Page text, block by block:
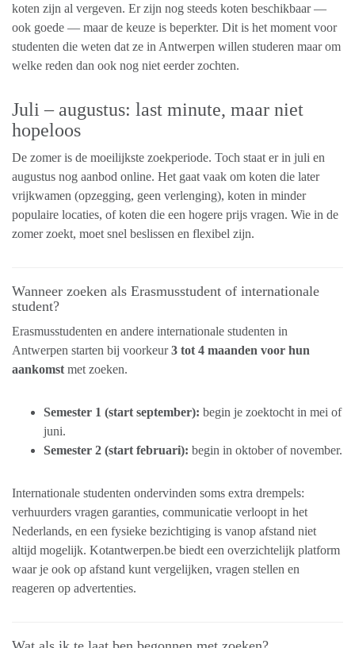
koten zijn al vergeven. Er zijn nog steeds koten beschikbaar —
ook goede — maar de keuze is beperkter. Dit is het moment voor
studenten die weten dat ze in Antwerpen willen studeren maar om
welke reden dan ook nog niet eerder zochten.
Juli – augustus: last minute, maar niet
hopeloos
De zomer is de moeilijkste zoekperiode. Toch staat er in juli en
augustus nog aanbod online. Het gaat vaak om koten die later
vrijkwamen (opzegging, geen verlenging), koten in minder
populaire locaties, of koten die een hogere prijs vragen. Wie in de
zomer zoekt, moet snel beslissen en flexibel zijn.
Wanneer zoeken als Erasmusstudent of internationale
student?
Erasmusstudenten en andere internationale studenten in
Antwerpen starten bij voorkeur3 tot 4 maanden voor hun
aankomst met zoeken.
Semester 1 (start september): begin je zoektocht in mei of
juni.
Semester 2 (start februari): begin in oktober of november.
Internationale studenten ondervinden soms extra drempels:
verhuurders vragen garanties, communicatie verloopt in het
Nederlands, en een fysieke bezichtiging is vanop afstand niet
altijd mogelijk. Kotantwerpen.be biedt een overzichtelijk platform
waar je ook op afstand kunt vergelijken, vragen stellen en
reageren op advertenties.